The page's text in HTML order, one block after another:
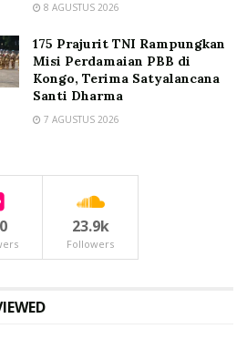
8 AGUSTUS 2026
175 Prajurit TNI Rampungkan
Misi Perdamaian PBB di
Kongo, Terima Satyalancana
Santi Dharma
7 AGUSTUS 2026
23.9k
Followers